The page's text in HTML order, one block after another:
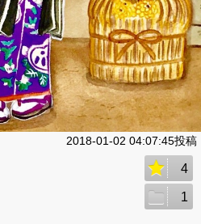
2018-01-02 04:07:45投稿
4
1